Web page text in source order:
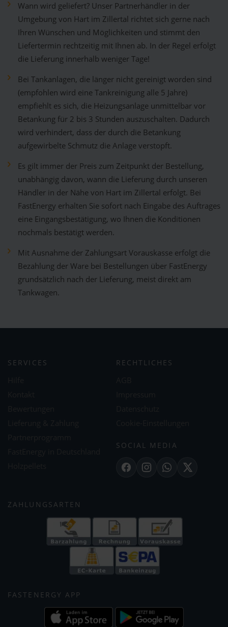
Wann wird geliefert? Unser Partnerhändler in der
Umgebung von Hart im Zillertal richtet sich gerne nach
Ihren Wünschen und Möglichkeiten und stimmt den
Liefertermin rechtzeitig mit Ihnen ab. In der Regel erfolgt
die Lieferung innerhalb weniger Tage!
Bei Tankanlagen, die länger nicht gereinigt worden sind
(empfohlen wird eine Tankreinigung alle 5 Jahre)
empfiehlt es sich, die Heizungsanlage unmittelbar vor
Betankung für 2 bis 3 Stunden auszuschalten. Dadurch
wird verhindert, dass der durch die Betankung
aufgewirbelte Schmutz die Anlage verstopft.
Es gilt immer der Preis zum Zeitpunkt der Bestellung,
unabhängig davon, wann die Lieferung durch unseren
Händler in der Nähe von Hart im Zillertal erfolgt. Bei
FastEnergy erhalten Sie sofort nach Eingabe des Auftrages
eine Eingangsbestätigung, wo Ihnen die Konditionen
nochmals bestätigt werden.
Mit Ausnahme der Zahlungsart Vorauskasse erfolgt die
Bezahlung der Ware bei Bestellungen über FastEnergy
grundsätzlich nach der Lieferung, meist direkt am
Tankwagen.
SERVICES RECHTLICHES
SOCIAL MEDIA
FacebookInstagramWhatsApp
X
ZAHLUNGSARTEN
FASTENERGY APP